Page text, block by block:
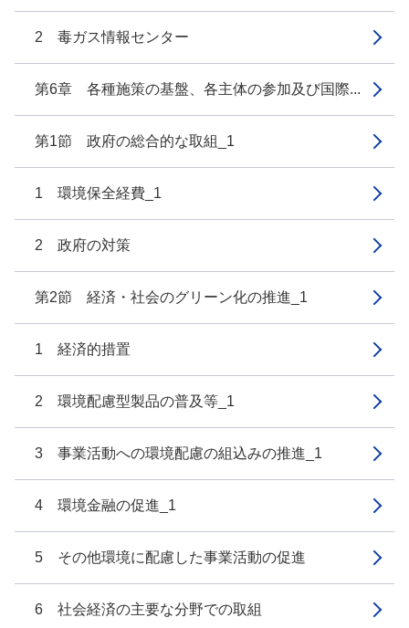
2 毒ガス情報センター
第6章 各種施策の基盤、各主体の参加及び国際...
第1節 政府の総合的な取組_1
1 環境保全経費_1
2 政府の対策
第2節 経済・社会のグリーン化の推進_1
1 経済的措置
2 環境配慮型製品の普及等_1
3 事業活動への環境配慮の組込みの推進_1
4 環境金融の促進_1
5 その他環境に配慮した事業活動の促進
6 社会経済の主要な分野での取組